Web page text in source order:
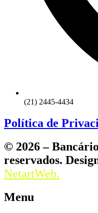
(21) 2445-4434
Política de
© 2026 –
reservados.
NetartWeb.
Menu